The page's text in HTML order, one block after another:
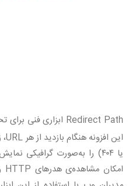
Redirect Path ابزاری فنی
این افزونه هنگام بازدید از هرURL
یا ۴۰۴) را به‌صورت گرافیکی
امکان مشاهده‌ی هدرهای